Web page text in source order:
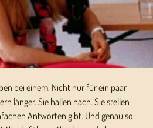
bei einem. Nicht nur für ein paar
länger. Sie hallen nach. Sie stellen
Antworten gibt. Und genau so